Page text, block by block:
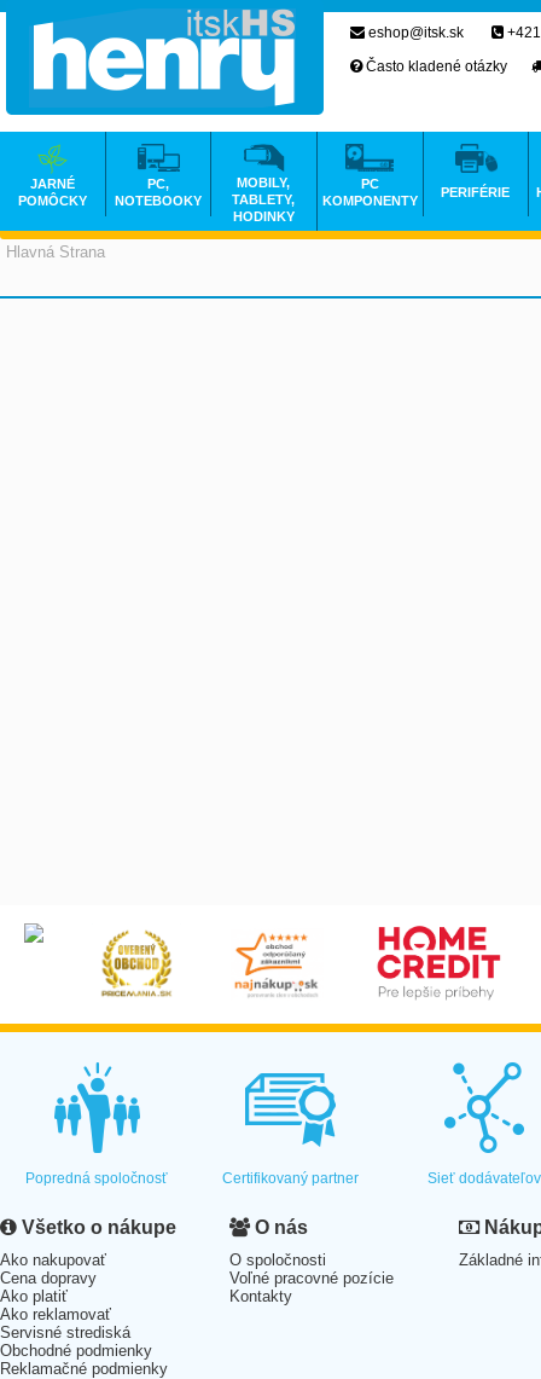
Hlavná Strana
eshop@itsk.sk
Často kladené otázky
JARNÉ
POMÔCKY
PC,
NOTEBOOKY
MOBILY,
TABLETY,
HODINKY
PC
KOMPONENTY
PERIFÉRIE
Popredná spoločnosť Certifikovaný partner Sieť dodávateľov
Všetko o nákupe
Ako nakupovať
Cena dopravy
Ako platiť
Ako reklamovať
Servisné strediská
Obchodné podmienky
Reklamačné podmienky
O nás
O spoločnosti
Voľné pracovné pozície
Kontakty
Základné